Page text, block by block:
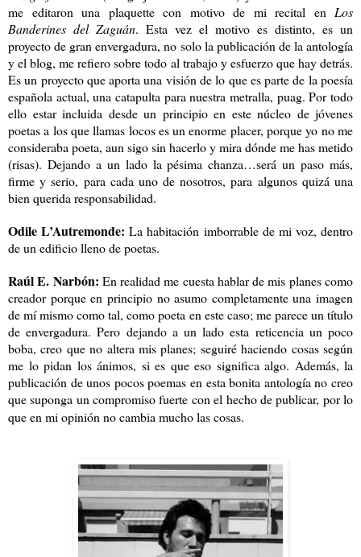
me editaron una plaquette con motivo de mi recital en Los
Banderines del Zaguán. Esta vez el motivo es distinto, es un
proyecto de gran envergadura, no solo la publicación de la antología
y el blog, me refiero sobre todo al trabajo y esfuerzo que hay detrás.
Es un proyecto que aporta una visión de lo que es parte de la poesía
española actual, una catapulta para nuestra metralla, puag. Por todo
ello estar incluida desde un principio en este núcleo de jóvenes
poetas a los que llamas locos es un enorme placer, porque yo no me
consideraba poeta, aun sigo sin hacerlo y mira dónde me has metido
(risas). Dejando a un lado la pésima chanza…será un paso más,
firme y serio, para cada uno de nosotros, para algunos quizá una
bien querida responsabilidad.
Odile L’Autremonde: La habitación imborrable de mi voz, dentro
de un edificio lleno de poetas.
Raúl E. Narbón: En realidad me cuesta hablar de mis planes como
creador porque en principio no asumo completamente una imagen
de mí mismo como tal, como poeta en este caso; me parece un título
de envergadura. Pero dejando a un lado esta reticencia un poco
boba, creo que no altera mis planes; seguiré haciendo cosas según
me lo pidan los ánimos, si es que eso significa algo. Además, la
publicación de unos pocos poemas en esta bonita antología no creo
que suponga un compromiso fuerte con el hecho de publicar, por lo
que en mi opinión no cambia mucho las cosas.